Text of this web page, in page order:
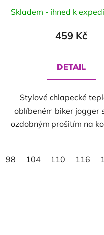
Skladem - ihned k
459 Kč
DETAIL
Stylové chlapecké
oblíbeném biker jogger
ozdobným prošitím na
98 104 110 116